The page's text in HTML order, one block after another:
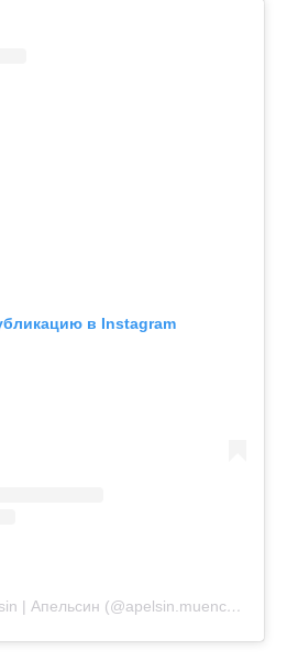
в Instagram
Публикация от Apelsin | Апельсин (@apelsin.muenchen)